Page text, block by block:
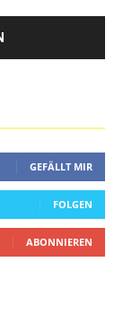
GEFÄLLT MIR
FOLGEN
ABONNIEREN